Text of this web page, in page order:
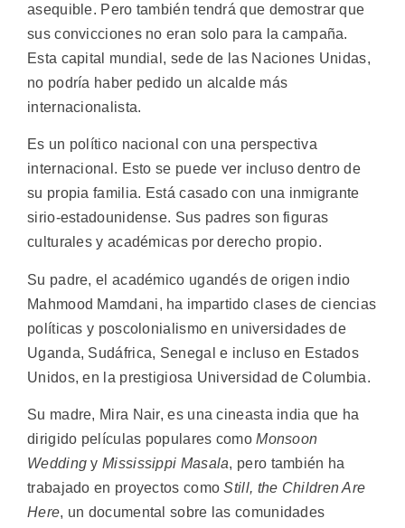
asequible. Pero también tendrá que demostrar que
sus convicciones no eran solo para la campaña.
Esta capital mundial, sede de las Naciones Unidas,
no podría haber pedido un alcalde más
internacionalista.
Es un político nacional con una perspectiva
internacional. Esto se puede ver incluso dentro de
su propia familia. Está casado con una inmigrante
sirio-estadounidense. Sus padres son figuras
culturales y académicas por derecho propio.
Su padre, el académico ugandés de origen indio
Mahmood Mamdani, ha impartido clases de ciencias
políticas y poscolonialismo en universidades de
Uganda, Sudáfrica, Senegal e incluso en Estados
Unidos, en la prestigiosa Universidad de Columbia.
Su madre, Mira Nair, es una cineasta india que ha
dirigido películas populares comoMonsoon
Wedding yMississippi Masala, pero también ha
trabajado en proyectos comoStill, the Children Are
Here, un documental sobre las comunidades